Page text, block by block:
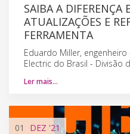
SAIBA A DIFERENÇA
ATUALIZAÇÕES E
FERRAMENTA
Eduardo Miller,
Electric do Brasil - Divisão
Ler mais…
01 DEZ '21